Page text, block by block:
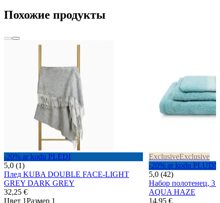
Похожие продукты
-20% ar kodu PLEDI
5,0 (1)
Плед KUBA DOUBLE FACE-LIGHT
GREY DARK GREY
32,25 €
Цвет 1Размер 1
ExclusiveExclusive
-20% ar kodu
5,0 (42)
Набор полотенец, 3
AQUA HAZE
14,95 €